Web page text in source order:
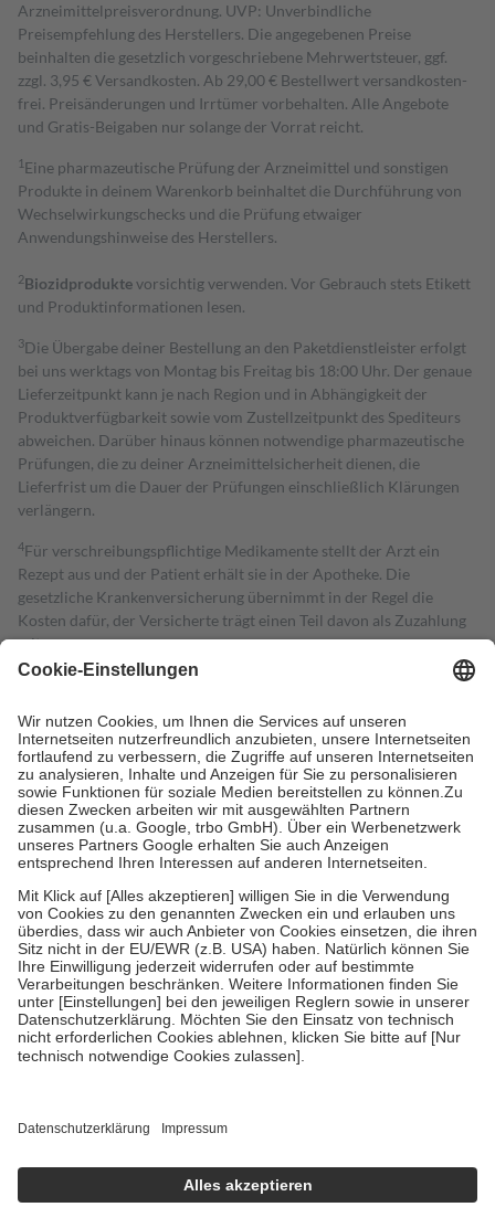
Arzneimittelpreisverordnung. UVP: Unverbindliche
Preisempfehlung des Herstellers. Die angegebenen Preise
beinhalten die gesetzlich vorgeschriebene Mehrwertsteuer, ggf.
zzgl. 3,95 € Versandkosten. Ab 29,00 € Bestell­wert versand­kosten­
frei. Preisänderungen und Irrtümer vorbehalten. Alle Angebote
und Gratis-Beigaben nur solange der Vorrat reicht.
1 Eine pharmazeutische Prüfung der Arzneimittel und sonstigen
Produkte in deinem Warenkorb beinhaltet die Durchführung von
Wechselwirkungschecks und die Prüfung etwaiger
Anwendungshinweise des Herstellers.
2Biozidproduktevorsichtig verwenden. Vor Gebrauch stets Etikett
und Produktinformationen lesen.
3Die Übergabe deiner Bestellung an den Paketdienstleister erfolgt
bei uns werktags von Montag bis Freitag bis 18:00 Uhr. Der genaue
Lieferzeitpunkt kann je nach Region und in Abhängigkeit der
Produktverfügbarkeit sowie vom Zustellzeitpunkt des Spediteurs
abweichen. Darüber hinaus können notwendige pharmazeutische
Prüfungen, die zu deiner Arzneimittelsicherheit dienen, die
Lieferfrist um die Dauer der Prüfungen einschließlich Klärungen
verlängern.
4Für verschreibungspflichtige Medikamente stellt der Arzt ein
Rezept aus und der Patient erhält sie in der Apotheke. Die
gesetzliche Krankenversicherung übernimmt in der Regel die
Kosten dafür, der Versicherte trägt einen Teil davon als Zuzahlung
mit.
Grundsätzlich leisten Mitglieder Zuzahlungen in Höhe von zehn
höchstens zehn Euro.
Es sind jedoch nie mehr als die tatsächlichen
Kosten der Leistung zu entrichten.
Diese Regeln gelten grundsätzlich auch für Online-Apotheken.
Bei Heilmitteln und häuslicher Krankenpflege beträgt die
Zuzahlung zehn Prozent der Kosten sowie zehn Euro je
Verordnung.
Um das Engagement der Versicherten für ihre eigene Gesundheit zu
stärken und die besondere Stellung der Familie zu unterstützen,
fallenkeine Zuzahlungenan bei:
• Kindern und Jugendlichen bis zum vollendeten 18. Lebensjahr
mit Ausnahme der Fahrkosten
• Untersuchungen zur Vorsorge und Früherkennung, die von der
GKV getragen werden
• empfohlenen Schutzimpfungen
• Harn- und Blutteststreifen
getroffen, um sicherzustellen, dass es sich um echte Bewertungen
https://help.etrusted.com/hc/de/articles/4419944605341